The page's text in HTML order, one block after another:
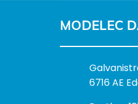
MODELEC
B
e
6716 AE